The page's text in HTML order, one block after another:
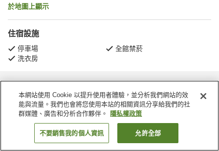
於地圖上顯示
住宿設施
停車場
全館禁菸
洗衣房
首頁 台灣 台南 東區 長榮興商務汽車旅館(台南館)
找客房
本網站使用 Cookie 以提升使用者體驗，並分析我們網站的效
能與流量。我們也會將您使用本站的相關資訊分享給我們的社
群媒體、廣告和分析合作夥伴。
隱私權政策
不要銷售我的個人資訊 允許全部